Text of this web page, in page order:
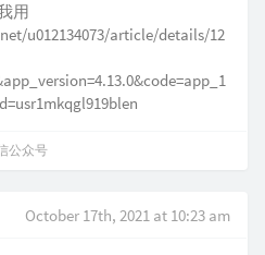
用
u012134073/article/details/12
公众号
October 17th, 2021 at 10:23 am